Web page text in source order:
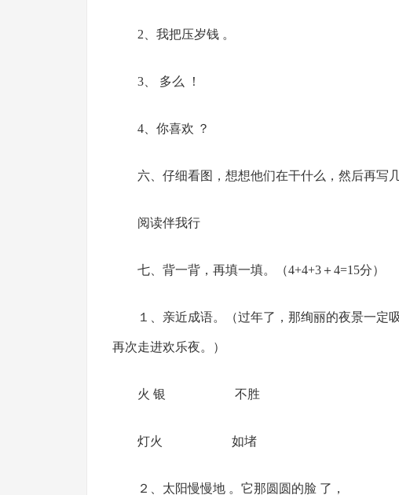
2、我把压岁钱 。
3、 多么 ！
4、你喜欢 ？
六、仔细看图，想想他们在干什么，然后再写
阅读伴我行
七、背一背，再填一填。（4+4+3＋4=15分）
１、亲近成语。（过年了，那绚丽的夜景一定
再次走进欢乐夜。）
火 银 不胜
灯火 如堵
２、太阳慢慢地 。它那圆圆的脸 了，